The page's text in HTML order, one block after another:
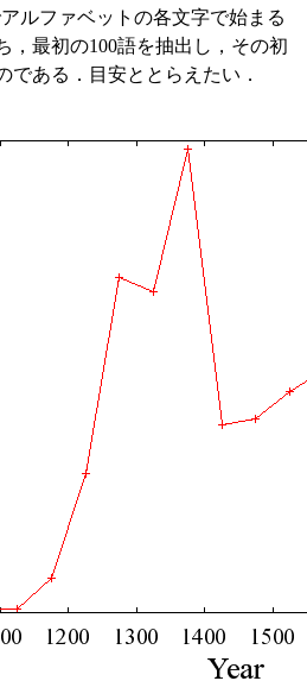
ルファベットの各文字で始まる
，最初の100語を抽出し，その初
である．目安ととらえたい．